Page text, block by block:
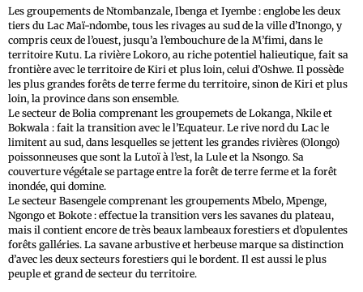
Les groupements de Ntombanzale, Ibenga et Iyembe : englobe les deux
tiers du Lac Maï-ndombe, tous les rivages au sud de la ville d’Inongo, y
compris ceux de l’ouest, jusqu’a l’embouchure de la M’fimi, dans le
territoire Kutu. La rivière Lokoro, au riche potentiel halieutique, fait sa
frontière avec le territoire de Kiri et plus loin, celui d’Oshwe. Il possède
les plus grandes forêts de terre ferme du territoire, sinon de Kiri et plus
loin, la province dans son ensemble.
Le secteur de Bolia comprenant les groupemets de Lokanga, Nkile et
Bokwala : fait la transition avec le l’Equateur. Le rive nord du Lac le
limitent au sud, dans lesquelles se jettent les grandes rivières (Olongo)
poissonneuses que sont la Lutoï à l’est, la Lule et la Nsongo. Sa
couverture végétale se partage entre la forêt de terre ferme et la forêt
inondée, qui domine.
Le secteur Basengele comprenant les groupements Mbelo, Mpenge,
Ngongo et Bokote : effectue la transition vers les savanes du plateau,
mais il contient encore de très beaux lambeaux forestiers et d’opulentes
forêts galléries. La savane arbustive et herbeuse marque sa distinction
d’avec les deux secteurs forestiers qui le bordent. Il est aussi le plus
peuple et grand de secteur du territoire.